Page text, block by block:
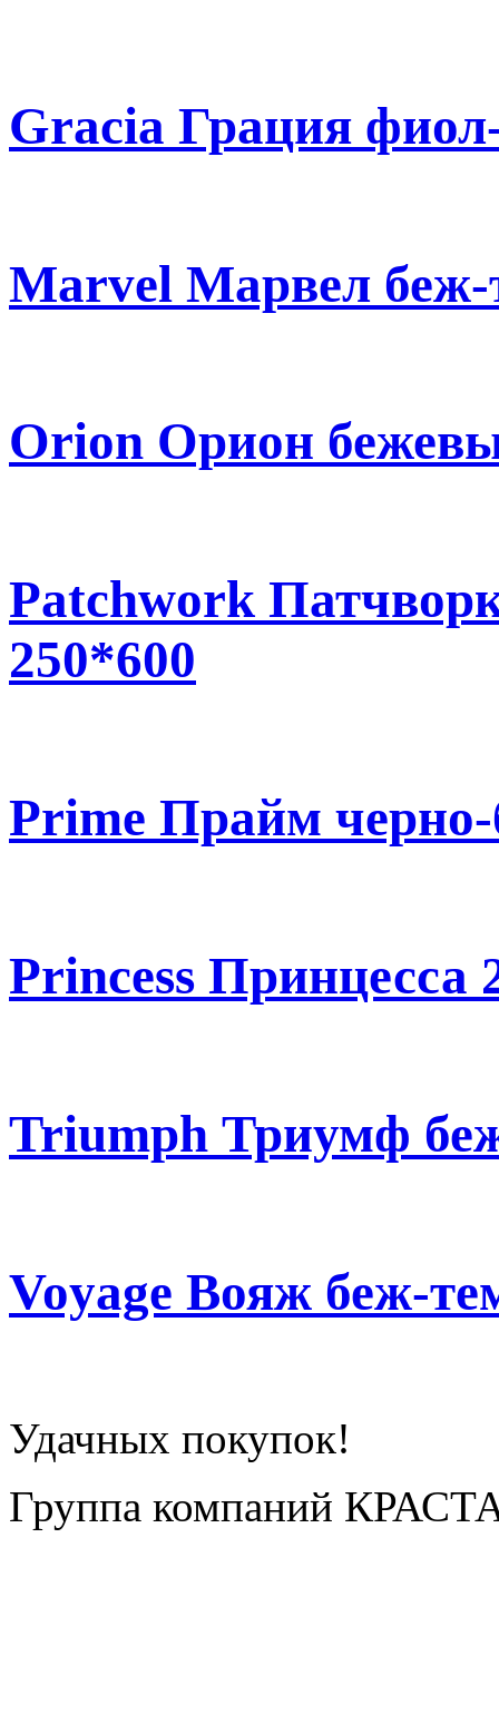
Gracia Грация
Marvel Марвел
Orion Орион
Patchwork
250*600
Prime Прайм
Princess Принцесса
Triumph Триумф
Voyage Вояж беж-
Удачных покупок!
Группа компаний